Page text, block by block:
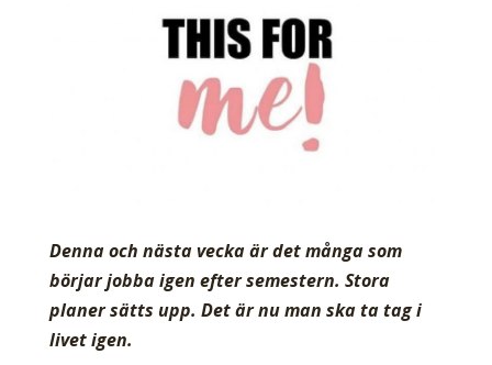
Denna och nästa vecka är det många som
börjar jobba igen efter semestern. Stora
planer sätts upp. Det är nu man ska ta tag i
livet igen.